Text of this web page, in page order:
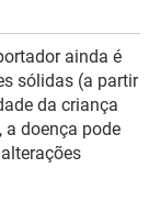
ainda é
sólidas (a partir
da criança
doença pode